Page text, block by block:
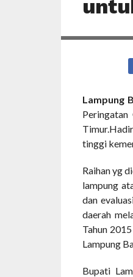
Lampung
tinggi
Raihan yg
lampung
dan
daerah
Tahun
Lampung
Bupati